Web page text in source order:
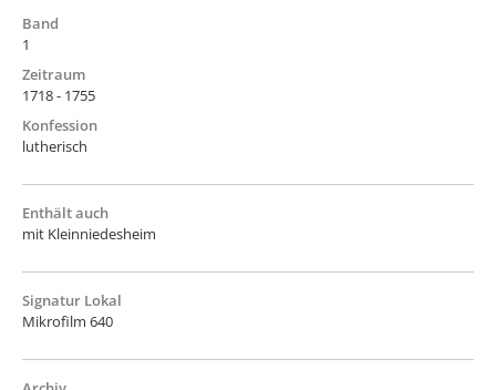
Band
1
Zeitraum
1718 - 1755
Konfession
lutherisch
Enthält auch
mit Kleinniedesheim
Signatur Lokal
Mikrofilm 640